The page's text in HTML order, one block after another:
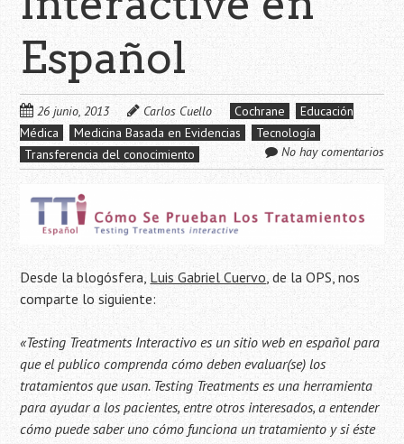
Español
26 junio, 2013 Carlos Cuello Cochrane
Educación
Médica
Medicina Basada en Evidencias
Tecnología
Transferencia del conocimiento
No hay comentarios
Desde la blogósfera, Luis Gabriel Cuervo , de la OPS, nos
comparte lo siguiente:
«Testing Treatments Interactivo es un sitio web en español para
que el publico comprenda cómo deben evaluar(se) los
tratamientos que usan. Testing Treatments es una herramienta
para ayudar a los pacientes, entre otros interesados, a entender
cómo puede saber uno cómo funciona un tratamiento y si éste